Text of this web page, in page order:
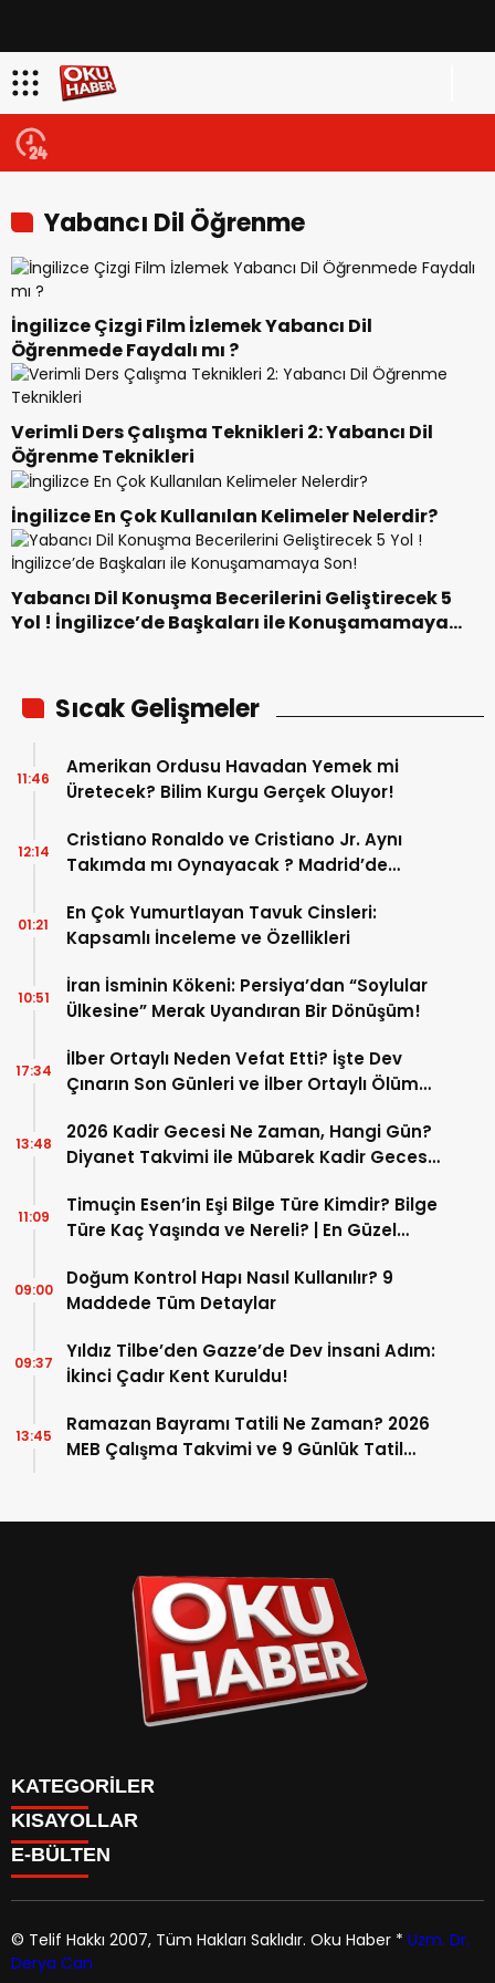
Yabancı Dil Öğrenme
İngilizce Çizgi Film İzlemek Yabancı Dil
Öğrenmede Faydalı mı ?
Verimli Ders Çalışma Teknikleri 2: Yabancı Dil
Öğrenme Teknikleri
İngilizce En Çok Kullanılan Kelimeler Nelerdir?
Yabancı Dil Konuşma Becerilerini Geliştirecek 5
Yol ! İngilizce’de Başkaları ile Konuşamamaya
Sıcak Gelişmeler
Amerikan Ordusu Havadan Yemek mi
Üretecek? Bilim Kurgu Gerçek Oluyor!
11:46
Cristiano Ronaldo ve Cristiano Jr. Aynı
Takımda mı Oynayacak ? Madrid’de
12:14
En Çok Yumurtlayan Tavuk Cinsleri:
Kapsamlı İnceleme ve Özellikleri
01:21
İran İsminin Kökeni: Persiya’dan “Soylular
Ülkesine” Merak Uyandıran Bir Dönüşüm!
10:51
İlber Ortaylı Neden Vefat Etti? İşte Dev
Çınarın Son Günleri ve İlber Ortaylı Ölüm
17:34
2026 Kadir Gecesi Ne Zaman, Hangi Gün?
Diyanet Takvimi ile Mübarek Kadir Gecesi
13:48
Timuçin Esen’in Eşi Bilge Türe Kimdir? Bilge
Türe Kaç Yaşında ve Nereli? | En Güzel
11:09
Doğum Kontrol Hapı Nasıl Kullanılır? 9
Maddede Tüm Detaylar
09:00
Yıldız Tilbe’den Gazze’de Dev İnsani Adım:
İkinci Çadır Kent Kuruldu!
09:37
Ramazan Bayramı Tatili Ne Zaman? 2026
MEB Çalışma Takvimi ve 9 Günlük Tatil
13:45
KATEGORİLER
ANASAYFA
Gündem
Politika
Magazin
KISAYOLLAR
ANASAYFA
Gündem
Dünya
Politika
E-BÜLTEN
okuhaber.com
© Telif Hakkı 2007, Tüm Hakları Saklıdır. Oku Haber * Uzm. Dr.
Derya Can